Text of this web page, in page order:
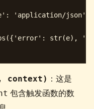
'application/json'
str(e),
context)
：这是
包含触发函数的数